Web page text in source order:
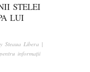
STELEI
LUI
Steaua Libera |
informații